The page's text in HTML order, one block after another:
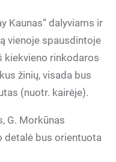
Kaunas“ dalyviams ir
vienoje spausdintoje
kiekvieno rinkodaros
žinių, visada bus
(nuotr. kairėje).
G. Morkūnas
detalė bus orientuota